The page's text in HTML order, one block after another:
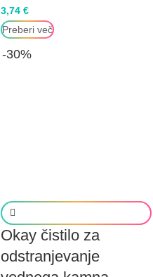
3,74 €
Preberi več
-30%
Okay čistilo za
odstranjevanje